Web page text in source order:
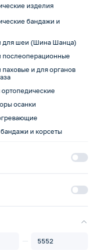
изделия
бандажи и
для шеи (Шина Шанца)
послеоперационные
и для органов
осанки
и корсеты